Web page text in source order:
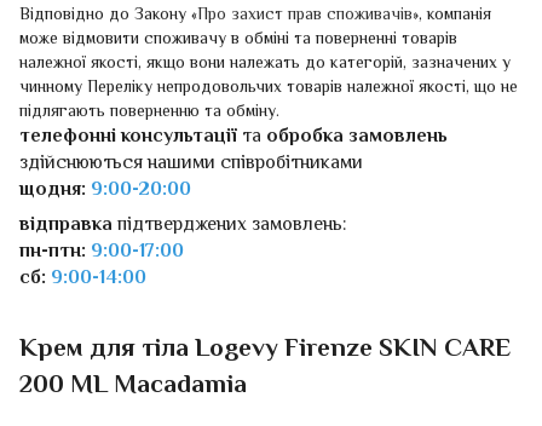
Відповідно до Закону «Про захист прав споживачів», компанія
може відмовити споживачу в обміні та поверненні товарів
належної якості, якщо вони належать до категорій, зазначених у
чинному Переліку непродовольчих товарів належної якості, що не
підлягають поверненню та обміну.
телефонні консультації та обробка замовлень
здійснюються нашими співробітниками
щодня: 9:00-20:00
відправка підтверджених замовлень:
пн-птн: 9:00-17:00
сб: 9:00-14:00
Крем для тіла Logevy Firenze SKIN CARE
200 ML Macadamia